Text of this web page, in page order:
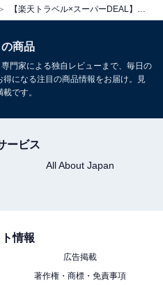
商品
門家による独自レビューまで、毎日の
になる注目の商品情報をお届け。見
です。
ービス
All About Japan
情報
広告掲載
著作権・商標・免責事項